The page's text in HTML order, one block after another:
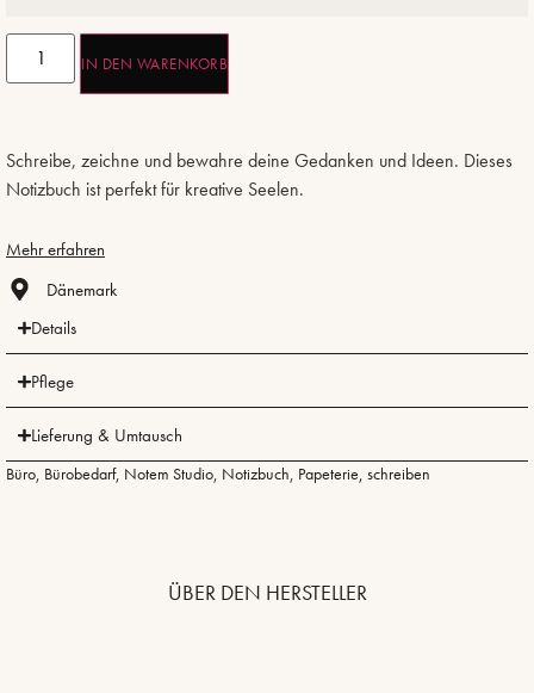
IN DEN WARENKORB
Schreibe, zeichne und bewahre deine Gedanken und Ideen. Dieses
Notizbuch ist perfekt für kreative Seelen.
Mehr erfahren
Dänemark
Details
Pflege
Lieferung & Umtausch
Büro, Bürobedarf, Notem Studio, Notizbuch, Papeterie, schreiben
ÜBER DEN HERSTELLER